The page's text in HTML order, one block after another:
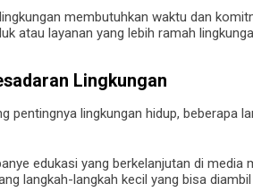
membutuhkan waktu dan
atau layanan yang lebih ramah
Lingkungan
lingkungan hidup, beberapa
edukasi yang berkelanjutan di media
langkah-langkah kecil yang bisa